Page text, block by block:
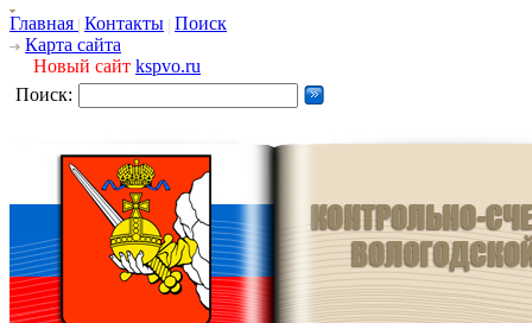
Главная Контакты Поиск
Карта сайта
Новый сайт kspvo.ru
Поиск: